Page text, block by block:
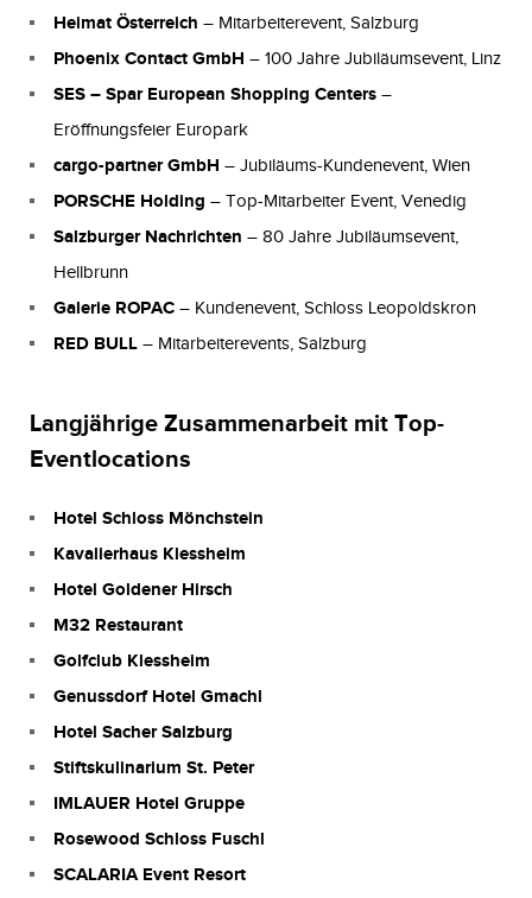
Heimat Österreich – Mitarbeiterevent, Salzburg
Phoenix Contact GmbH – 100 Jahre Jubiläumsevent, Linz
SES – Spar European Shopping Centers –
Eröffnungsfeier Europark
cargo-partner GmbH – Jubiläums-Kundenevent, Wien
PORSCHE Holding – Top-Mitarbeiter Event, Venedig
Salzburger Nachrichten – 80 Jahre Jubiläumsevent,
Hellbrunn
Galerie ROPAC – Kundenevent, Schloss Leopoldskron
RED BULL – Mitarbeiterevents, Salzburg
Langjährige Zusammenarbeit mit Top-
Eventlocations
Hotel Schloss Mönchstein
Kavalierhaus Klessheim
Hotel Goldener Hirsch
M32 Restaurant
Golfclub Klessheim
Genussdorf Hotel Gmachl
Hotel Sacher Salzburg
Stiftskulinarium St. Peter
IMLAUER Hotel Gruppe
Rosewood Schloss Fuschl
SCALARIA Event Resort